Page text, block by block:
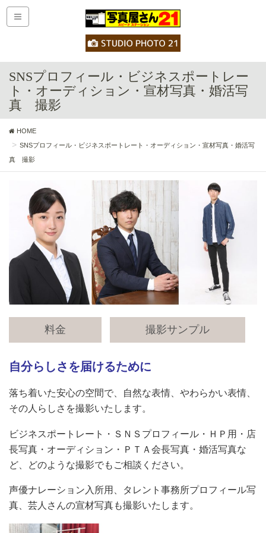
SNSプロフィール・ビジネスポートレー
ト・オーディション・宣材写真・婚活写
真 撮影
HOME
SNSプロフィール・ビジネスポートレート・オーディション・宣材写真・婚活写
真 撮影
料金 撮影サンプル
自分らしさを届けるために
落ち着いた安心の空間で、自然な表情、やわらかい表情、
その人らしさを撮影いたします。
ビジネスポートレート・ ＳＮＳプロフィール・ＨＰ用・店
長写真・オーディション・ＰＴＡ会長写真・婚活写真な
ど、どのような撮影でもご相談ください。
声優ナレーション入所用、タレント事務所プロフィール写
真、芸人さんの宣材写真も撮影いたします。